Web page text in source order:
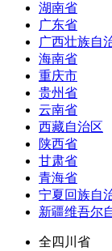
湖南省
广东省
广西壮族自
海南省
重庆市
贵州省
云南省
西藏自治区
陕西省
甘肃省
青海省
宁夏回族自
新疆维吾尔
全四川省